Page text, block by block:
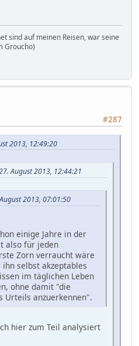
sind auf meinen Reisen, war seine
Groucho)
#287
2013, 12:49:20
August 2013, 12:44:21
2013, 07:01:50
einige Jahre in der
also für jeden
Zorn verraucht wäre
selbst akzeptables
im täglichen Leben
ohne damit "die
Urteils anzuerkennen".
hier zum Teil analysiert